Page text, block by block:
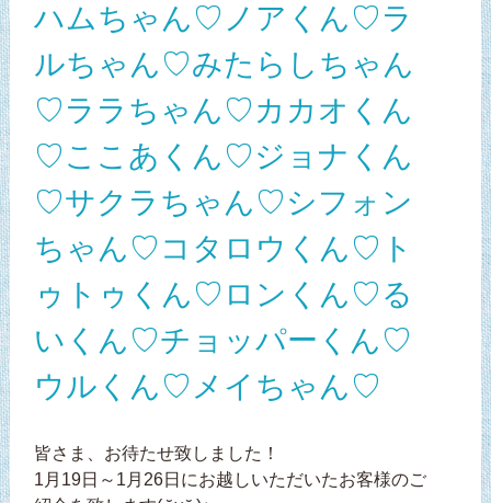
ハムちゃん♡ノアくん♡ラ
ルちゃん♡みたらしちゃん
♡ララちゃん♡カカオくん
♡ここあくん♡ジョナくん
♡サクラちゃん♡シフォン
ちゃん♡コタロウくん♡ト
ゥトゥくん♡ロンくん♡る
いくん♡チョッパーくん♡
ウルくん♡メイちゃん♡
皆さま、お待たせ致しました！
1月19日～1月26日にお越しいただいたお客様のご